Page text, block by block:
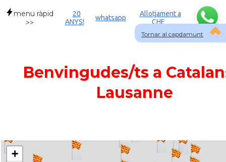
Tornar al capdamunt
menu ràpid
>>
20
ANYS!
whatsapp
Allotjament a
CHE
Benvingudes/ts a
Lausanne
+